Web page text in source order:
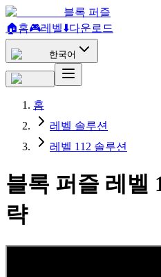
블록 퍼즐
🏠홈🎮레벨⬇️다운로드
한국어
홈
레벨 솔루션
레벨 112 솔루션
블록 퍼즐 레벨
략